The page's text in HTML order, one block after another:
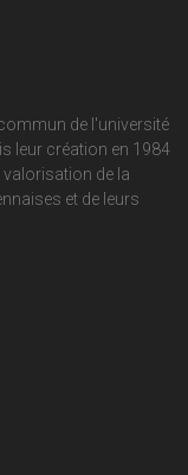
de l'université
leur création en 1984
de la
et de leurs